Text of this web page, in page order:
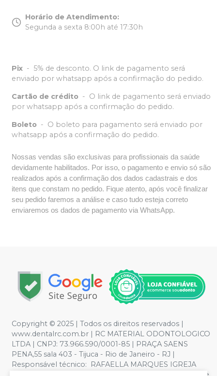
Horário de Atendimento:
Segunda a sexta 8:00h até 17:30h
Pix - 5% de desconto. O link de pagamento será
enviado por whatsapp após a confirmação do pedido.
Cartão de crédito - O link de pagamento será enviado
por whatsapp após a confirmação do pedido.
Boleto - O boleto para pagamento será enviado por
whatsapp após a confirmação do pedido.
Nossas vendas são exclusivas para profissionais da saúde
devidamente habilitados. Por isso, o pagamento e envio só são
realizados após a confirmação dos dados cadastrais e dos
itens que constam no pedido. Fique atento, após você finalizar
seu pedido faremos a análise e caso tudo esteja correto
enviaremos os dados de pagamento via WhatsApp.
Copyright © 2025 | Todos os direitos reservados |
www.dentalrc.com.br | RC MATERIAL ODONTOLOGICO
LTDA | CNPJ: 73.966.590/0001-85 | PRAÇA SAENS
PENA,55 sala 403 - Tijuca - Rio de Janeiro - RJ |
Responsável técnico: RAFAELLA MARQUES IGREJA